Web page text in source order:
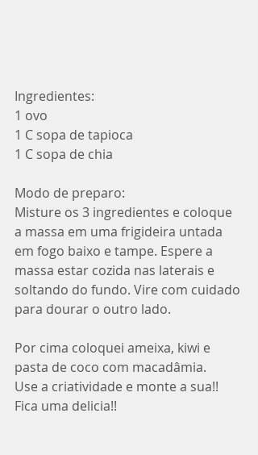
Ingredientes:
1 ovo
1 C sopa de tapioca
1 C sopa de chia
Modo de preparo:
Misture os 3 ingredientes e coloque
a massa em uma frigideira untada
em fogo baixo e tampe. Espere a
massa estar cozida nas laterais e
soltando do fundo. Vire com cuidado
para dourar o outro lado.
Por cima coloquei ameixa, kiwi e
pasta de coco com macadâmia.
Use a criatividade e monte a sua!!
Fica uma delicia!!